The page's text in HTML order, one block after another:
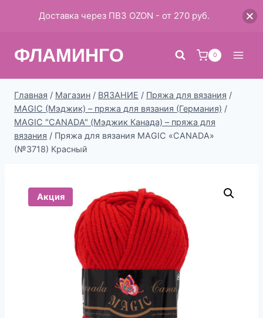
ФЛАМИНГО 0
Главная / Магазин / ВЯЗАНИЕ / Пряжа для вязания /
MAGIC (Мэджик) – пряжа для вязания (Германия) /
MAGIC "CANADA" (Мэджик Канада) – пряжа для
вязания / Пряжа для вязания MAGIC «CANADA»
(№3718) Красный
Акция
Доставка через ПВЗ OZON - от 270 руб.